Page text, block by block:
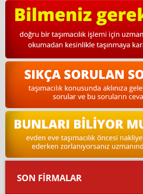
SON FİRMALAR